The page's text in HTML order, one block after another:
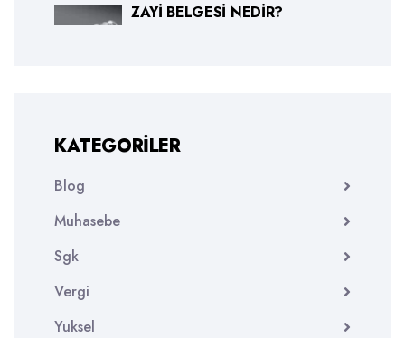
ZAYI BELGESI NEDIR?
KATEGORILER
Blog
Muhasebe
Sgk
Vergi
Yuksel